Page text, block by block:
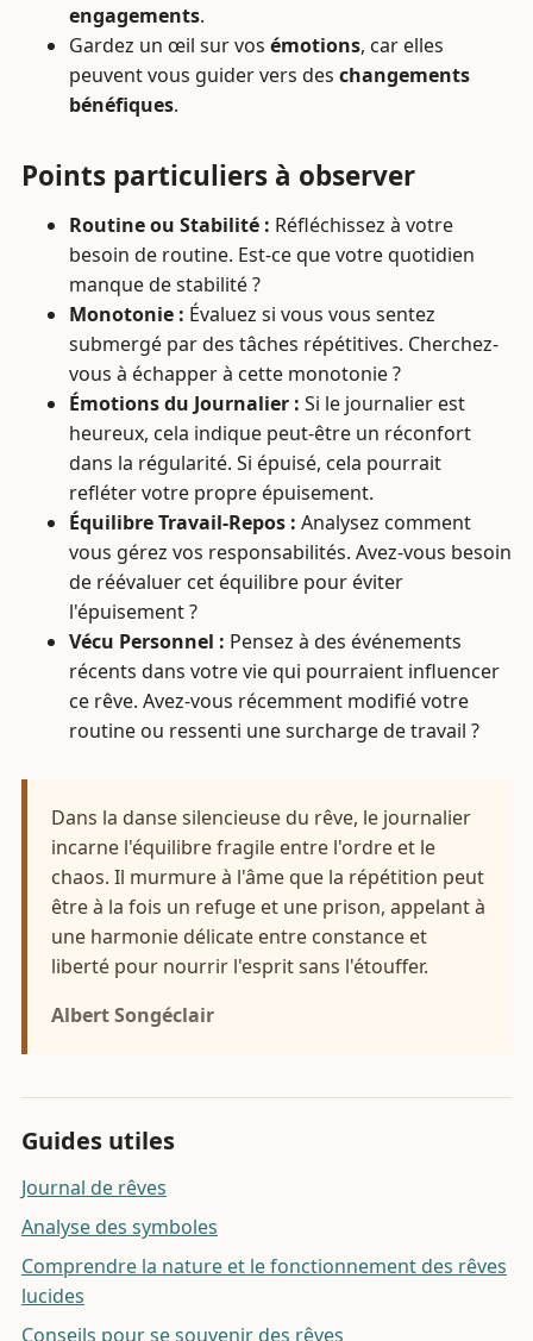
engagements.
Gardez un œil sur vos émotions, car elles
peuvent vous guider vers des changements
bénéfiques.
Points particuliers à observer
Routine ou Stabilité : Réfléchissez à votre
besoin de routine. Est-ce que votre quotidien
manque de stabilité ?
Monotonie : Évaluez si vous vous sentez
submergé par des tâches répétitives. Cherchez-
vous à échapper à cette monotonie ?
Émotions du Journalier : Si le journalier est
heureux, cela indique peut-être un réconfort
dans la régularité. Si épuisé, cela pourrait
refléter votre propre épuisement.
Équilibre Travail-Repos : Analysez comment
vous gérez vos responsabilités. Avez-vous besoin
de réévaluer cet équilibre pour éviter
l'épuisement ?
Vécu Personnel : Pensez à des événements
récents dans votre vie qui pourraient influencer
ce rêve. Avez-vous récemment modifié votre
routine ou ressenti une surcharge de travail ?
Dans la danse silencieuse du rêve, le journalier
incarne l'équilibre fragile entre l'ordre et le
chaos. Il murmure à l'âme que la répétition peut
être à la fois un refuge et une prison, appelant à
une harmonie délicate entre constance et
liberté pour nourrir l'esprit sans l'étouffer.
Albert Songéclair
Guides utiles
Journal de rêves
Analyse des symboles
Comprendre la nature et le fonctionnement des rêves
lucides
Conseils pour se souvenir des rêves